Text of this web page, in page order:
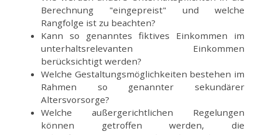
Berechnung "eingepreist" und welche
Rangfolge ist zu beachten?
Kann so genanntes fiktives Einkommen im
unterhaltsrelevanten Einkommen
berücksichtigt werden?
Welche Gestaltungsmöglichkeiten bestehen im
Rahmen so genannter sekundärer
Altersvorsorge?
Welche außergerichtlichen Regelungen
können getroffen werden, die